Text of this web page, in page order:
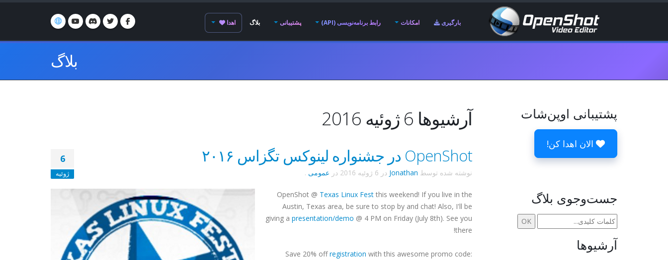
بارگیری امکانات رابط برنامه‌نویسی (API) پشتیبانی بلاگ اهدا
بلاگ
آرشیوها 6 ژوئیه 2016
6
ژوئیه
OpenShot در جشنواره لینوکس تگزاس ۲۰۱۶
نوشته شده توسط Jonathan در 6 ژوئیه 2016 در عمومی .
OpenShot @ Texas Linux Festthis weekend! If you live in the
Austin, Texas area, be sure to stop by and chat! Also, I'll be
giving a presentation/demo @ 4 PM on Friday (July 8th). See you
there!
Save 20% offregistration with this awesome promo code:
پشتیبانی اوپن‌شات
الان اهدا کن!
جست‌وجوی بلاگ
آرشیوها